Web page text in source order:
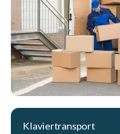
Klaviertransport